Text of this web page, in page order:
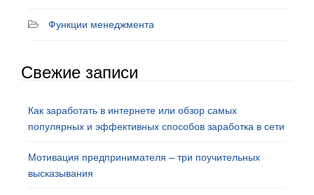
Функции менеджмента
Свежие записи
Как заработать в интернете или обзор самых
популярных и эффективных способов заработка в сети
Мотивация предпринимателя – три поучительных
высказывания